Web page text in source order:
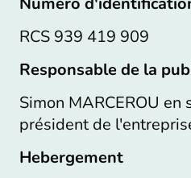
RCS 939 419 909
Responsable de la
Simon MARCEROU en
président de
Hebergement